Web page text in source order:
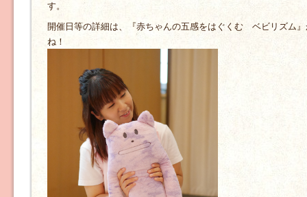
す。
開催日等の詳細は、『赤ちゃんの五感をはぐくむ ベビリズム
ね！